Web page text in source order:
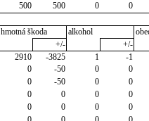
500 500 0 0
hmotná škoda alkohol
+/- +/-
2910 -3825 1 -1
0 -50 0 0
0 -50 0 0
0 0 0 0
0 0 0 0